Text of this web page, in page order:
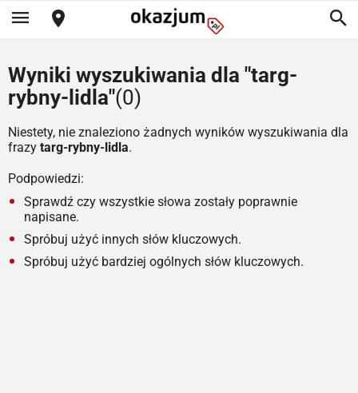
Wyniki wyszukiwania dla "targ-
rybny-lidla"(0)
Niestety, nie znaleziono żadnych wyników wyszukiwania dla
frazy targ-rybny-lidla.
Podpowiedzi:
Sprawdź czy wszystkie słowa zostały poprawnie
napisane.
Spróbuj użyć innych słów kluczowych.
Spróbuj użyć bardziej ogólnych słów kluczowych.